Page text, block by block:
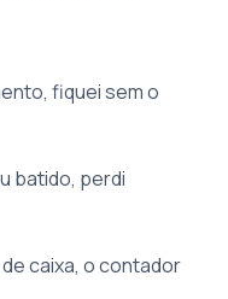
fiquei sem o
batido, perdi
caixa, o contador